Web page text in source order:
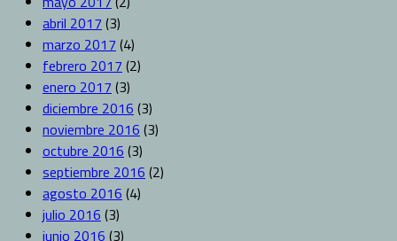
abril 2017 (3)
marzo 2017 (4)
febrero 2017 (2)
enero 2017 (3)
diciembre 2016 (3)
noviembre 2016 (3)
octubre 2016 (3)
septiembre 2016 (2)
agosto 2016 (4)
julio 2016 (3)
junio 2016 (3)